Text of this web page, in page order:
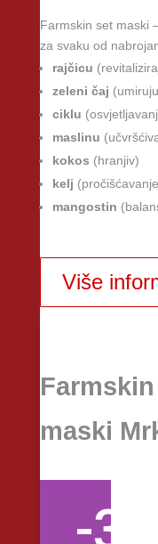
Farmskin set maski
za svaku od
rajčicu
zeleni čaj
ciklu
maslinu
kokos (hranjiv)
kelj
mangostin
Više
maski
-